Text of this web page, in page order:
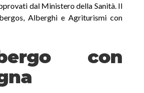
dal Ministero della Sanità. Il
Alberghi e Agriturismi con
con